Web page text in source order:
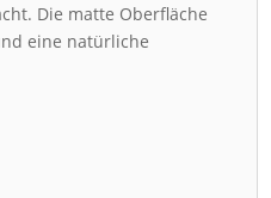
Die matte Oberfläche
eine natürliche